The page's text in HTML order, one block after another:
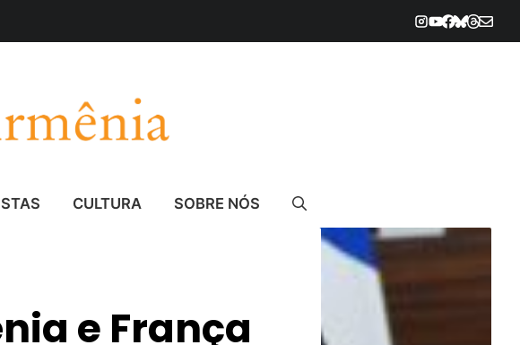
CULTURA SOBRE NÓS
e França